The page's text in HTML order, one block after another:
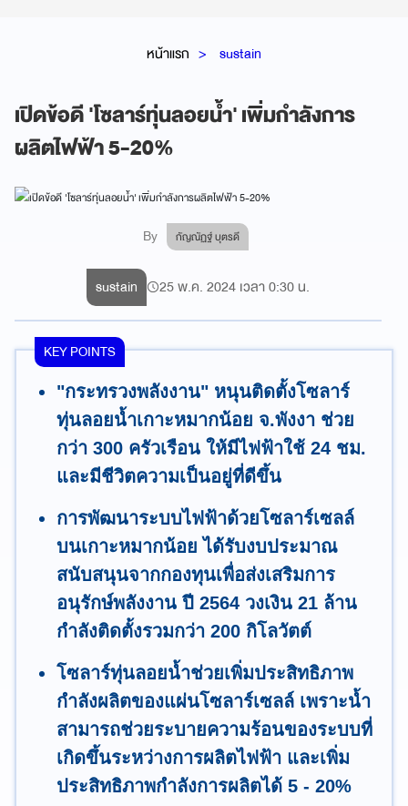
หน้าแรก sustain
เปิดข้อดี 'โซลาร์ทุ่นลอยน้ำ' เพิ่มกำลังการ
ผลิตไฟฟ้า 5-20%
By กัญณัฏฐ์ บุตรดี
sustain 25 พ.ค. 2024 เวลา 0:30 น.
KEY POINTS
"กระทรวงพลังงาน" หนุนติดตั้งโซลาร์
ทุ่นลอยน้ำเกาะหมากน้อย จ.พังงา ช่วย
กว่า 300 ครัวเรือน ให้มีไฟฟ้าใช้ 24 ชม.
และมีชีวิตความเป็นอยู่ที่ดีขึ้น
การพัฒนาระบบไฟฟ้าด้วยโซลาร์เซลล์
บนเกาะหมากน้อย ได้รับงบประมาณ
สนับสนุนจากกองทุนเพื่อส่งเสริมการ
อนุรักษ์พลังงาน ปี 2564 วงเงิน 21 ล้าน
กำลังติดตั้งรวมกว่า 200 กิโลวัตต์
โซลาร์ทุ่นลอยน้ำช่วยเพิ่มประสิทธิภาพ
กำลังผลิตของแผ่นโซลาร์เซลล์ เพราะน้ำ
สามารถช่วยระบายความร้อนของระบบที่
เกิดขึ้นระหว่างการผลิตไฟฟ้า และเพิ่ม
ประสิทธิภาพกำลังการผลิตได้ 5 - 20%